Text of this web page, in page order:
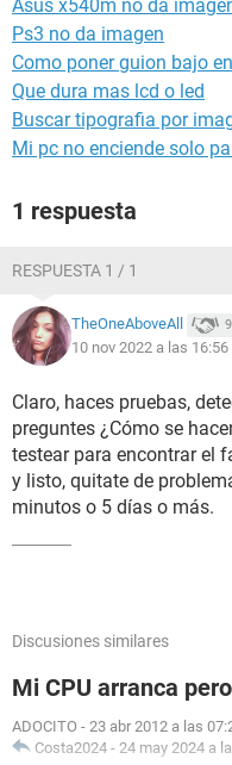
Asus x540m no da
Ps3 no da imagen
Como poner guion bajo
Que dura mas lcd o led
Buscar tipografia por
Mi pc no enciende solo
1 respuesta
RESPUESTA 1 / 1
TheOneAboveAll
10 nov 2022 a las 16:56
Claro, haces pruebas,
preguntes ¿Cómo se
testear para encontrar el
y listo, quitate de
minutos o 5 días o más.
Discusiones similares
Mi CPU arranca
ADOCITO - 23 abr 2012 a las
Costa2024 - 24 may 2024 a